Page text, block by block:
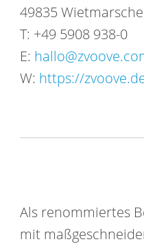
49835
T: +49 5908 938-0
E:
W: https://
Als renommiertes
mit